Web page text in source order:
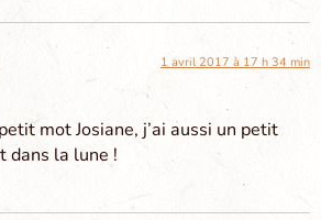
1 avril 2017 à 17 h 34 min
mot Josiane, j’ai aussi un petit
dans la lune !